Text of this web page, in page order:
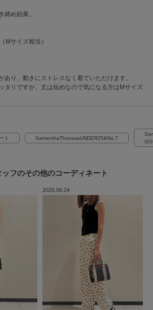
締め効果。
サイズ相当）
あり、動きにストレスなく着ていただけます。
タリですが、丈は短めなので気になる方はMサイズ
ト SamanthaThavasaUNDER25&No.7
ッフのその他のコーディネート
2025.06.24